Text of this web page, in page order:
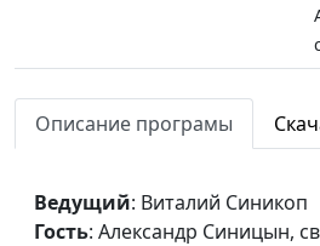
Конец света
Пророчества майя
Описание програмы
Ведущий: Виталий Синикоп
Гость: Александр Синицын,